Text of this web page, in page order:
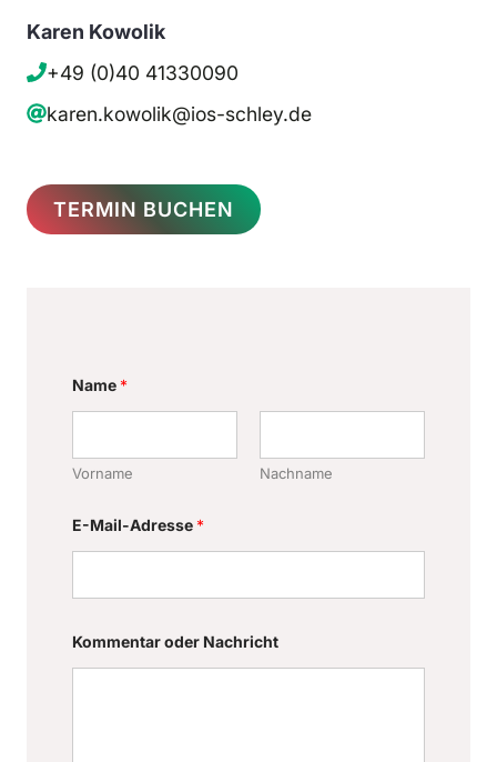
Karen Kowolik
+49 (0)40 41330090
karen.kowolik@ios-schley.de
TERMIN BUCHEN
Name *
Vorname Nachname
E-Mail-Adresse *
a
Kommentar oder Nachricht